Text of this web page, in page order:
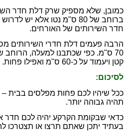
כמובן, שלא מספיק שרק דלת חדר
ברוחב של 80 ס"מ נטו אלא
חדר השירותים של האורחים.
הרבה פעמים דלת חדרי השירותים
70 ס"מ. כפי שכתבנו למעלה, הרוחב
קטן ויעמוד על כ-60 ס"מ ואפילו פחות. קחו את זה בחשבון.
לסיכום:
ככל שיהיו לכם פחות מפלסים בבית
תהיה גבוהה יותר.
כדאי שבקומת הקרקע יהיה לכם חדר
בעתיד יתכן שאתם תרצו או